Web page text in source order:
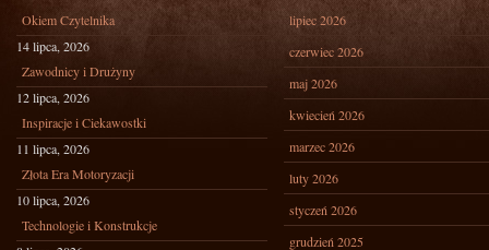
Okiem Czytelnika
14 lipca, 2026
Zawodnicy i Drużyny
12 lipca, 2026
Inspiracje i Ciekawostki
11 lipca, 2026
Złota Era Motoryzacji
10 lipca, 2026
Technologie i Konstrukcje
lipiec 2026
czerwiec 2026
maj 2026
kwiecień 2026
marzec 2026
luty 2026
styczeń 2026
grudzień 2025